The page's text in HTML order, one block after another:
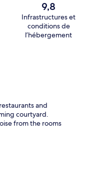
9,8
Infrastructures et
conditions de
l’hébergement
and
courtyard.
from the rooms